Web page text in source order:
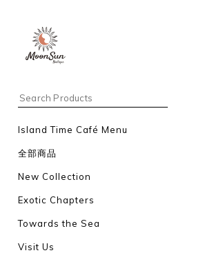
Island Time Café Menu
全部商品
New Collection
Exotic Chapters
Towards the Sea
Visit Us